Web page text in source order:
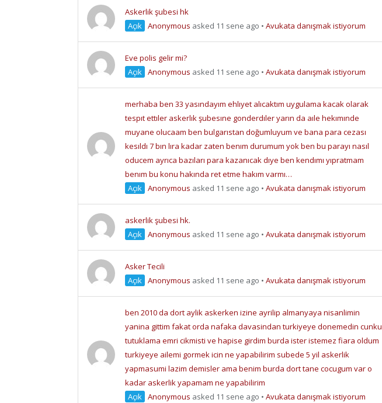
Askerlik şubesi hk
Açık Anonymous asked 11 sene ago • Avukata danışmak istiyorum
Eve polis gelir mi?
Açık Anonymous asked 11 sene ago • Avukata danışmak istiyorum
merhaba ben 33 yasındayım ehlıyet alıcaktım uygulama kacak olarak
tespıt ettıler askerlık şubesıne gonderdıler yarın da aıle hekımınde
muyane olucaam ben bulgarıstan doğumluyum ve bana para cezası
kesıldı 7 bın lıra kadar zaten benım durumum yok ben bu parayı nasıl
oducem ayrıca bazıları para kazanıcak dıye ben kendımı yıpratmam
benım bu konu hakında ret etme hakım varmı…
Açık Anonymous asked 11 sene ago • Avukata danışmak istiyorum
askerlik şubesi hk.
Açık Anonymous asked 11 sene ago • Avukata danışmak istiyorum
Asker Tecili
Açık Anonymous asked 11 sene ago • Avukata danışmak istiyorum
ben 2010 da dort aylik askerken izine ayrilip almanyaya nisanlimin
yanina gittim fakat orda nafaka davasindan turkiyeye donemedin cunku
tutuklama emri cikmisti ve hapise girdim burda ister istemez fiara oldum
turkiyeye ailemi gormek icin ne yapabilirim subede 5 yil askerlik
yapmasumi lazim demisler ama benim burda dort tane cocugum var o
kadar askerlik yapamam ne yapabilirim
Açık Anonymous asked 11 sene ago • Avukata danışmak istiyorum